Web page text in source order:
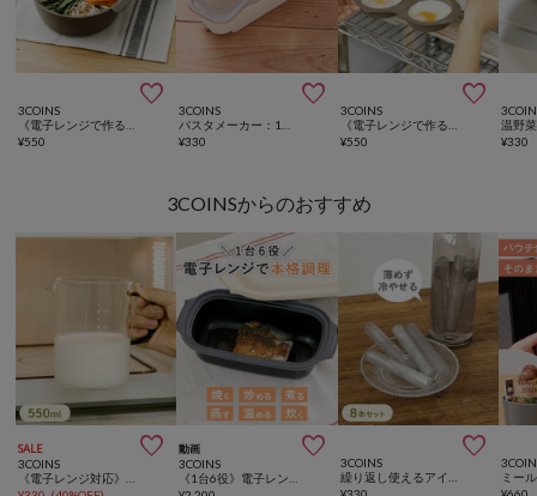

3COINS
¥550

3COINS
¥330

3COINS
¥550 ¥330
3COINSからのおすすめ
SALE 
3COINS
動画 
3COINS

3COINS
ミー